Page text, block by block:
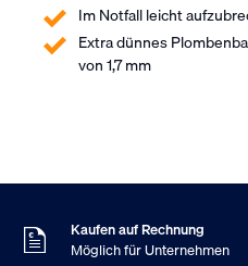
Im Notfall leicht
Extra dünnes
von 1,7 mm
9
Kundenbewertung
Kaufen auf Rechnung
Möglich für Unternehmen